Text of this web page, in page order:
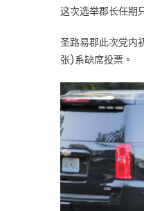
这次选举郡长任期
圣路易郡此次党内
张)系缺席投票。